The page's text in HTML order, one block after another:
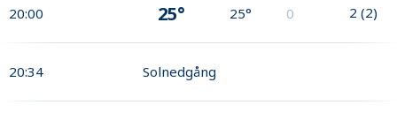
20:00 25° 25° 0 2 (2)
20:34 Solnedgång